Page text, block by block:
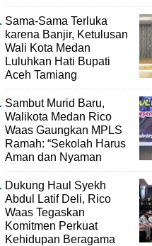
Sama-Sama Terluka
karena Banjir, Ketulusan
Wali Kota Medan
Luluhkan Hati Bupati
Aceh Tamiang
Sambut Murid Baru,
Walikota Medan Rico
Waas Gaungkan MPLS
Ramah: “Sekolah Harus
Aman dan Nyaman
Dukung Haul Syekh
Abdul Latif Deli, Rico
Waas Tegaskan
Komitmen Perkuat
Kehidupan Beragama